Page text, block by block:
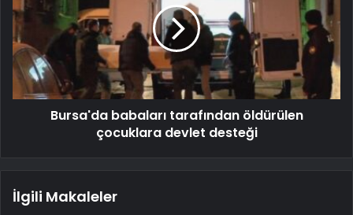
Bursa'da babaları tarafından öldürülen
çocuklara devlet desteği
İlgili Makaleler